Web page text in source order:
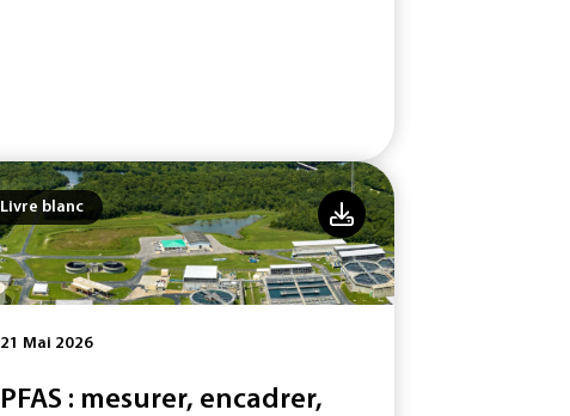
Livre blanc
21 Mai 2026
PFAS : mesurer, encadrer,